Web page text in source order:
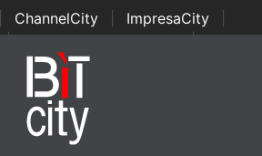
ChannelCity ImpresaCity
| Italian Channel Awards | Italian
Italian Security Awards